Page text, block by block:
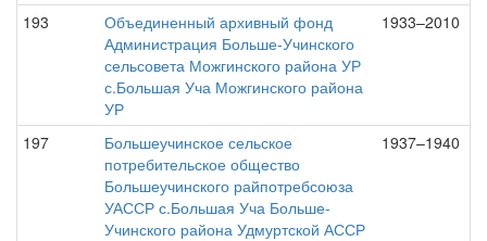
193
Объединенный архивный фонд
Администрация Больше-Учинского
сельсовета Можгинского района УР
с.Большая Уча Можгинского района
УР
1933–2010
197
Большеучинское сельское
потребительское общество
Большеучинского райпотребсоюза
УАССР с.Большая Уча Больше-
Учинского района Удмуртской АССР
1937–1940